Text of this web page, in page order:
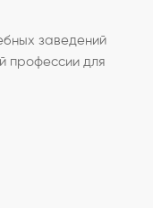
заведений
профессии для